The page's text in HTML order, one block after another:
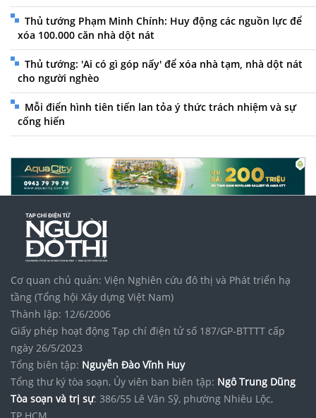
Thủ tướng Phạm Minh Chính: Huy động các nguồn lực để
xóa 100.000 căn nhà dột nát
Thủ tướng: 'Ai có gì góp nấy' để xóa nhà tạm, nhà dột nát
cho người nghèo
Mỗi điển hình tiên tiến lan tỏa ý thức trách nhiệm và sự
cống hiến
Cơ quan chủ quản: Viện Nghiên cứu đô thị và Phát triển hạ
tầng (Tổng hội Xây dựng Việt Nam)
Thành lập: 12/6/2006
Giấy phép hoạt động Tạp chí điện tử số 187/GP-BTTTT cấp
ngày 26/5/2023
Tổng biên tập: Nguyễn Đào Vĩnh Huy
Tổng thư ký tòa soạn, Ủy viên ban biên tập: Ngô Trung Dũng
Tòa soạn và trị sự: 386/55 Lê Văn Sỹ, phường Nhiêu Lộc,